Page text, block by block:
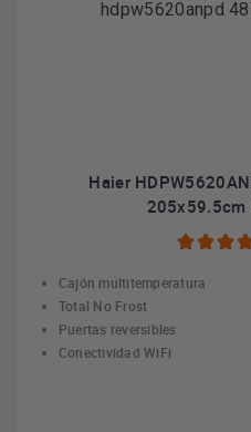
Haier
205x59.5cm
Cajón multitemperatura
Total No Frost
Puertas reversibles
Conectividad WiFi